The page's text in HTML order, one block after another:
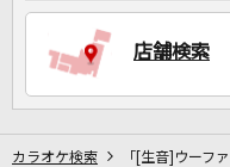
家族や友
店舗検索
カラオケ検索 「[生音]ウーフ